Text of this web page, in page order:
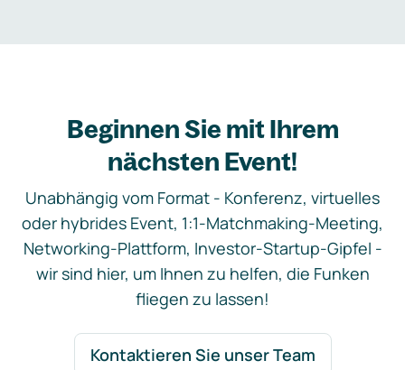
Beginnen Sie mit Ihrem
nächsten Event!
Unabhängig vom Format - Konferenz, virtuelles
oder hybrides Event, 1:1-Matchmaking-Meeting,
Networking-Plattform, Investor-Startup-Gipfel -
wir sind hier, um Ihnen zu helfen, die Funken
fliegen zu lassen!
Kontaktieren Sie unser Team